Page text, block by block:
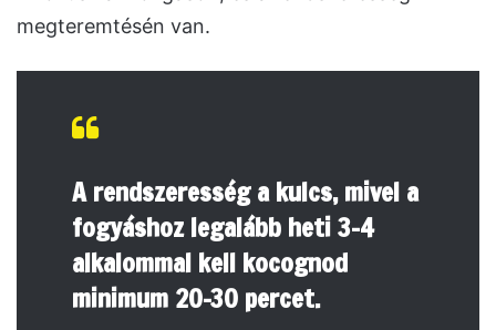
megteremtésén van.
A rendszeresség a kulcs, mivel a
fogyáshoz legalább heti 3-4
alkalommal kell kocognod
minimum 20-30 percet.